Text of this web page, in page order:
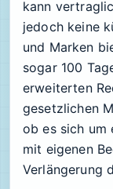
kann
jedoch keine
und Marken
sogar 100
erweiterten
gesetzlichen
ob es sich um
mit eigenen
Verlängerung